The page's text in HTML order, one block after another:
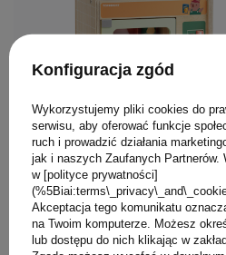
0/5
MARKA TOPBRIGHT
Konfiguracja zgód
Wykorzystujemy pliki cookies do
serwisu, aby oferować funkcje
ruch i prowadzić działania
jak i naszych Zaufanych Partnerów.
w [polityce prywatności]
Akceptacja tego komunikatu
na Twoim komputerze. Możesz
lub dostępu do nich klikając w